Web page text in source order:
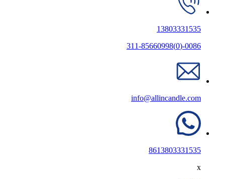
13803331535
0086-(0)311-85660998
info@allincandle.com
8613803331535
x